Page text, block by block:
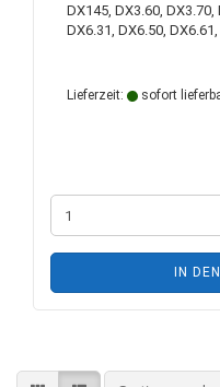
DX145, DX3.60, DX3.70,
DX6.31, DX6.50,
Lieferzeit: sofort
IN